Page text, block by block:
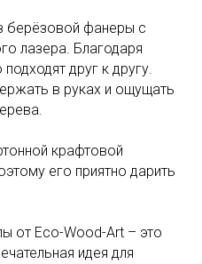
берёзовой фанеры с
лазера. Благодаря
друг к другу.
в руках и ощущать
крафтовой
его приятно дарить
от Eco-Wood-Art – это
идея для